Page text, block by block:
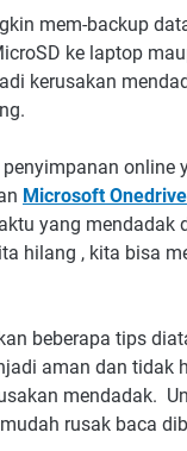
mem-backup
ke laptop
kerusakan
online
Microsoft Onedrive
yang mendadak
hilang , kita bisa
beberapa tips
aman dan tidak
mendadak.
rusak baca